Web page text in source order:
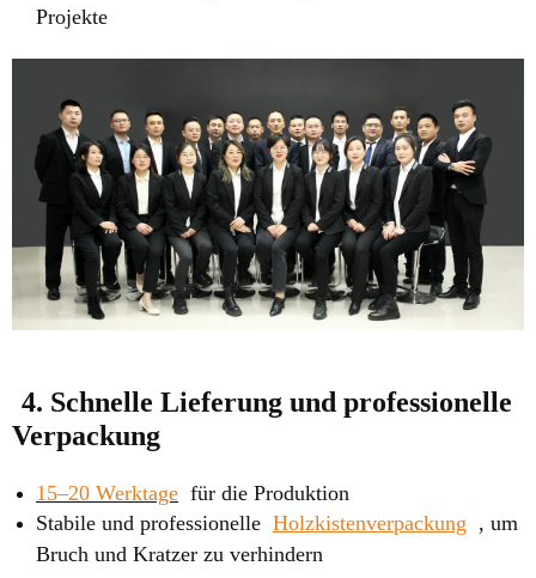
Projekte
4. Schnelle Lieferung und professionelle
Verpackung
15–20 Werktage für die Produktion
Stabile und professionelle Holzkistenverpackung , um
Bruch und Kratzer zu verhindern